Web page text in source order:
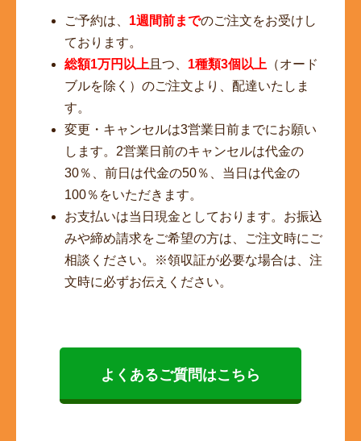
ご予約は、 1週間前までのご注文をお受けし
ております。
総額1万円以上 且つ、 1種類3個以上 （オード
ブルを除く）のご注文より、配達いたしま
す。
変更・キャンセルは3営業日前までにお願い
します。2営業日前のキャンセルは代金の
30％、前日は代金の50％、当日は代金の
100％をいただきます。
お支払いは当日現金としております。お振込
みや締め請求をご希望の方は、ご注文時にご
相談ください。※領収証が必要な場合は、注
文時に必ずお伝えください。
よくあるご質問はこちら